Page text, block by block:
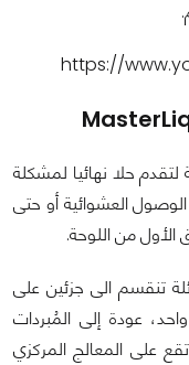
https://
لتقدم حلا نهائيا لمشكلة
الوصول العشوائية أو حتى
من اللوحة.
تنقسم الى جزئين على
عودة إلى المُبردات
على المعالج المركزي